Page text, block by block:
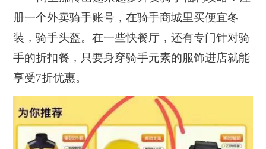
册一个外卖骑手账号，在骑手商城里买便宜冬
装，骑手头盔。在一些快餐厅，还有专门针对骑
手的折扣餐，只要身穿骑手元素的服饰进店就能
享受7折优惠。